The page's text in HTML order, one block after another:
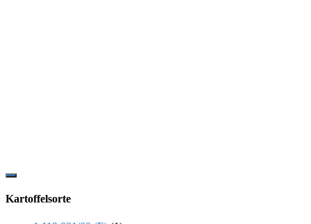
Show
Content
Kartoffelsorte